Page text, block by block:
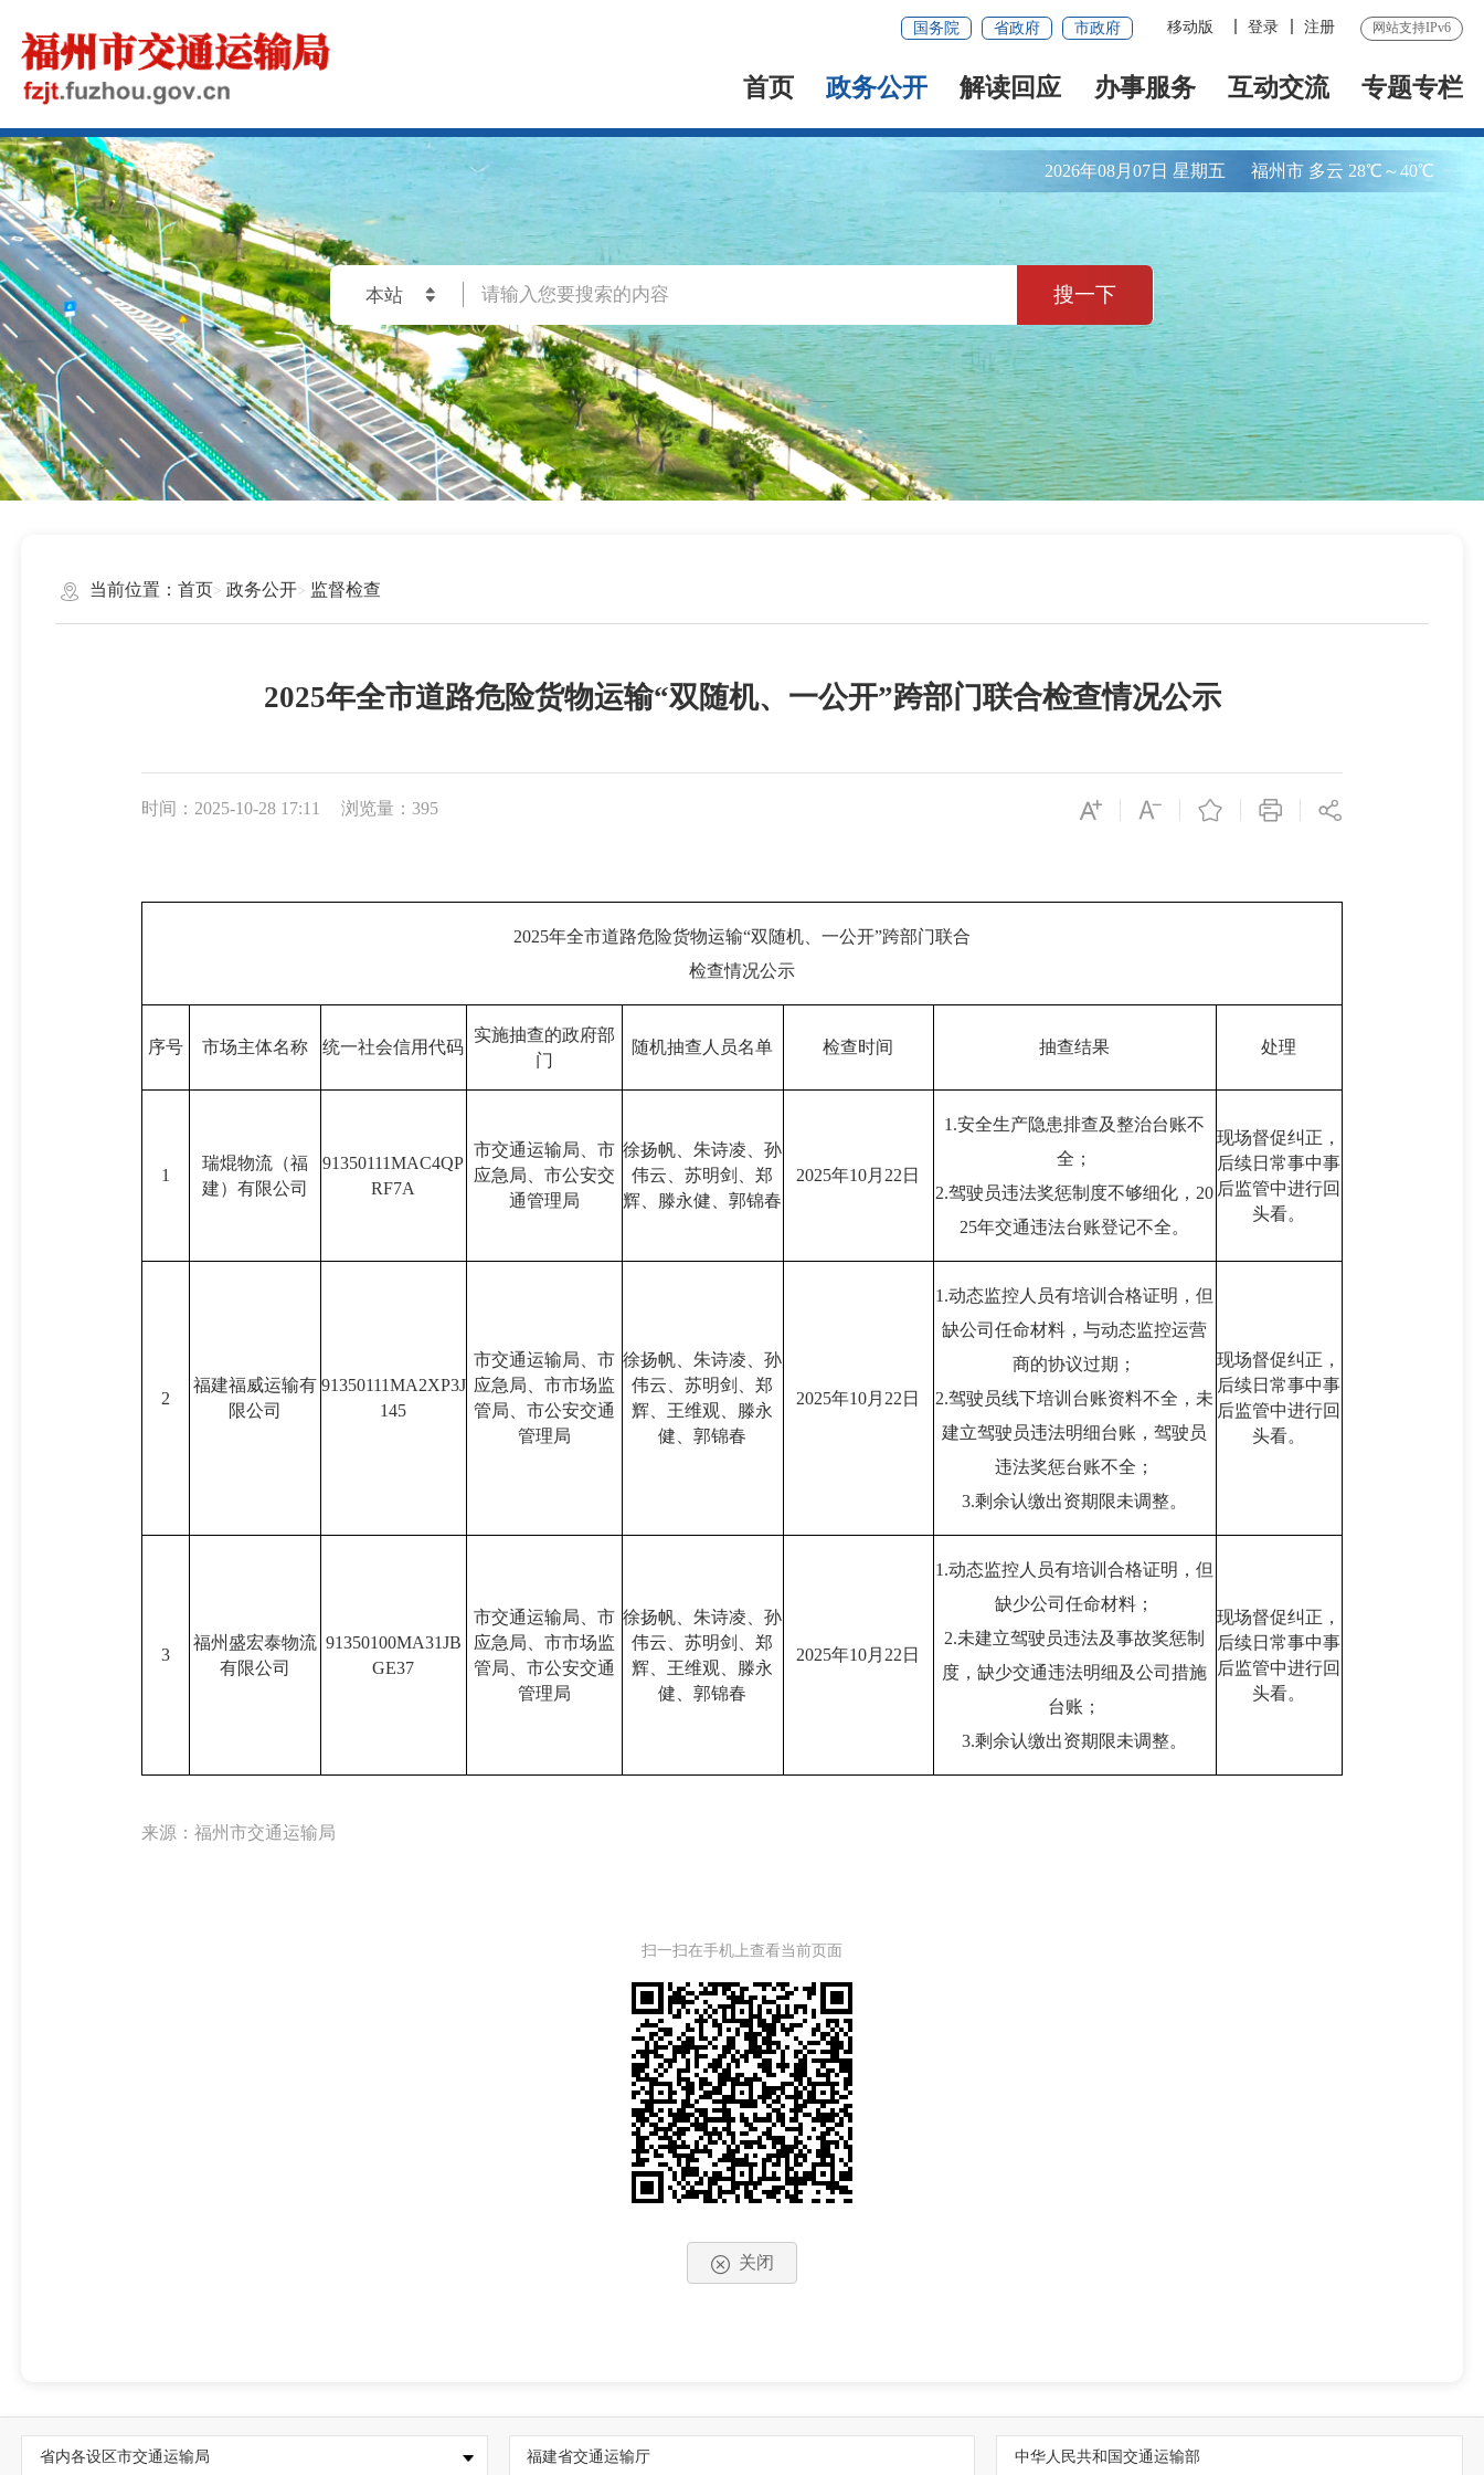
国务院 省政府 市政府 移动版 登录 注册 网站支持IPv6
首页 政务公开 解读回应 办事服务 互动交流 专题专栏
2026年08月07日 星期五 福州市 多云 28℃～40℃
搜一下
当前位置： 首页 政务公开 监督检查
2025年全市道路危险货物运输“双随机、一公开”跨部门联合检查情况公示
时间：2025-10-28 17:11 浏览量：395
2025年全市道路危险货物运输“双随机、一公开”跨部门联合
检查情况公示
序号 市场主体名称 统一社会信用代码
实施抽查的政府部
门
随机抽查人员名单 检查时间 抽查结果 处理
1
瑞焜物流（福
建）有限公司
91350111MAC4QP
RF7A
市交通运输局、市
应急局、市公安交
通管理局
徐扬帆、朱诗凌、孙
伟云、苏明剑、郑
辉、滕永健、郭锦春
2025年10月22日
1.安全生产隐患排查及整治台账不
全；
2.驾驶员违法奖惩制度不够细化，20
25年交通违法台账登记不全。
现场督促纠正，
后续日常事中事
后监管中进行回
头看。
2
福建福威运输有
限公司
91350111MA2XP3J
145
市交通运输局、市
应急局、市市场监
管局、市公安交通
管理局
徐扬帆、朱诗凌、孙
伟云、苏明剑、郑
辉、王维观、滕永
健、郭锦春
2025年10月22日
1.动态监控人员有培训合格证明，但
缺公司任命材料，与动态监控运营
商的协议过期；
2.驾驶员线下培训台账资料不全，未
建立驾驶员违法明细台账，驾驶员
违法奖惩台账不全；
3.剩余认缴出资期限未调整。
现场督促纠正，
后续日常事中事
后监管中进行回
头看。
3
福州盛宏泰物流
有限公司
91350100MA31JB
GE37
市交通运输局、市
应急局、市市场监
管局、市公安交通
管理局
徐扬帆、朱诗凌、孙
伟云、苏明剑、郑
辉、王维观、滕永
健、郭锦春
2025年10月22日
1.动态监控人员有培训合格证明，但
缺少公司任命材料；
2.未建立驾驶员违法及事故奖惩制
度，缺少交通违法明细及公司措施
台账；
3.剩余认缴出资期限未调整。
现场督促纠正，
后续日常事中事
后监管中进行回
头看。
来源：福州市交通运输局
扫一扫在手机上查看当前页面
关闭
省内各设区市交通运输局 福建省交通运输厅 中华人民共和国交通运输部